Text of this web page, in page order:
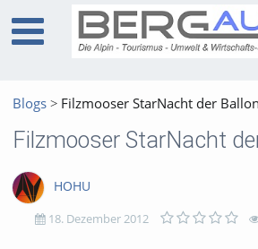
Blogs Filzmooser StarNacht der
Filzmooser StarNacht
HOHU
18. Dezember 2012